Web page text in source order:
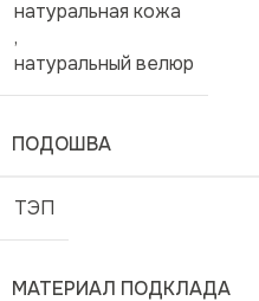
натуральная кожа
,
натуральный велюр
ПОДОШВА
ТЭП
МАТЕРИАЛ ПОДКЛАДА